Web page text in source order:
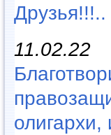
Друзья!!!..
11.02.22
олигархи,